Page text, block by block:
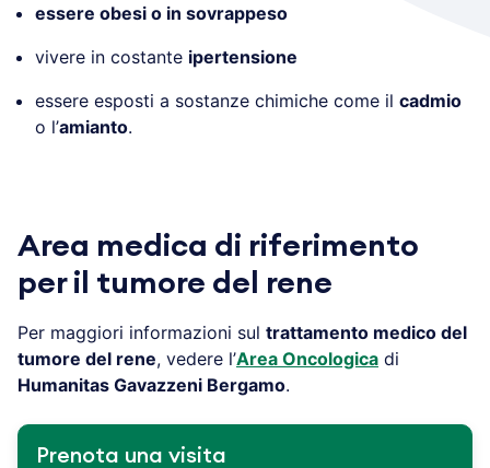
essere obesi o in sovrappeso
vivere in costante ipertensione
essere esposti a sostanze chimiche come il cadmio
o l’amianto.
Area medica di riferimento
per il tumore del rene
Per maggiori informazioni sul trattamento medico del
tumore del rene, vedere l’Area Oncologica di
Humanitas Gavazzeni Bergamo.
Prenota una visita